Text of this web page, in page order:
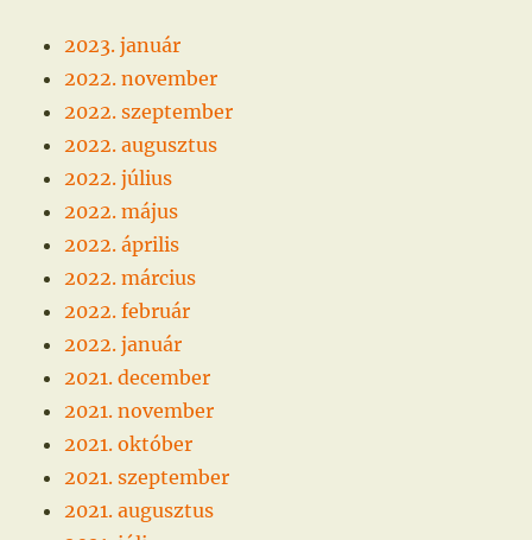
2023. január
2022. november
2022. szeptember
2022. augusztus
2022. július
2022. május
2022. április
2022. március
2022. február
2022. január
2021. december
2021. november
2021. október
2021. szeptember
2021. augusztus